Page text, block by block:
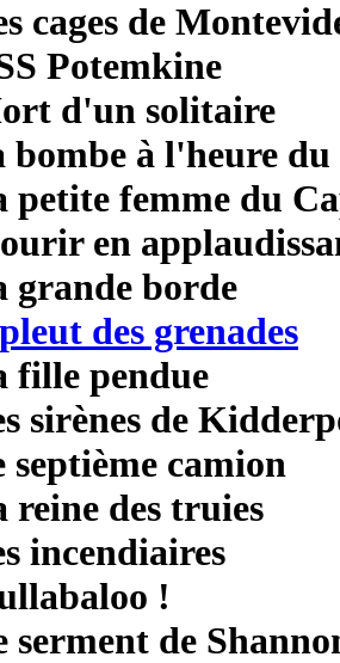
cages de
Potemkine
d'un solitaire
bombe à l'heure du
petite femme du
en
grande borde
des grenades
fille pendue
sirènes de
septième camion
reine des truies
incendiaires
!
serment de